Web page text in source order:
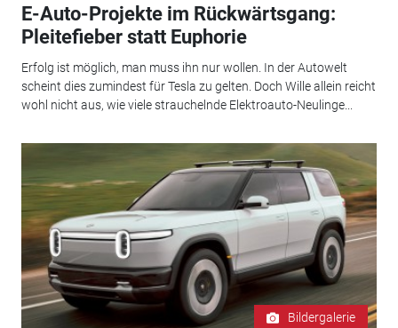
E-Auto-Projekte im Rückwärtsgang:
Pleitefieber statt Euphorie
Erfolg ist möglich, man muss ihn nur wollen. In der Autowelt
scheint dies zumindest für Tesla zu gelten. Doch Wille allein reicht
wohl nicht aus, wie viele strauchelnde Elektroauto-Neulinge...
Bildergalerie